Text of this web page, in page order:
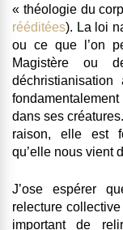
« théologie du
rééditées). La loi
ou ce que l’on
Magistère ou
dans ses
raison, elle est
qu’elle nous vient
J’ose espérer
relecture
important de